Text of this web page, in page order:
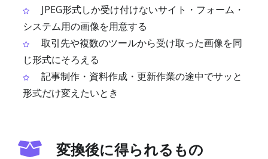
JPEG形式しか受け付けないサイト・フォーム・
システム用の画像を用意する
取引先や複数のツールから受け取った画像を同
じ形式にそろえる
記事制作・資料作成・更新作業の途中でサッと
形式だけ変えたいとき
変換後に得られるもの